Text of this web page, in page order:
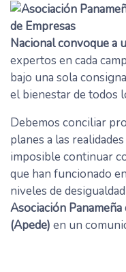
Nacional convoque a
expertos en cada
bajo una sola
el bienestar de todos
Debemos conciliar
planes a las realidades
imposible continuar
que han funcionado
niveles de
Asociación
(Apede) en un